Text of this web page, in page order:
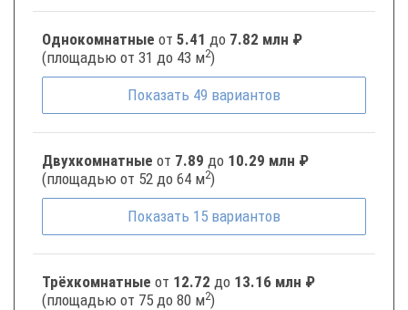
Однокомнатные от 5.41 до 7.82 млн ₽
(площадью от 31 до 43 м2)
Показать 49 вариантов
Двухкомнатные от 7.89 до 10.29 млн ₽
(площадью от 52 до 64 м2)
Показать 15 вариантов
Трёхкомнатные от 12.72 до 13.16 млн ₽
(площадью от 75 до 80 м2)